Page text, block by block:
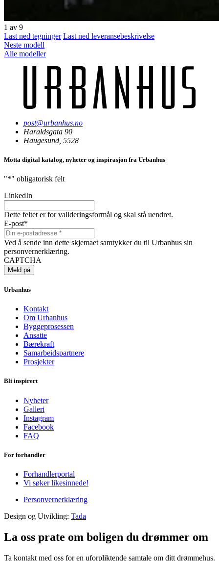
1 av 9
Last ned tegninger Last ned leveransebeskrivelse
Neste modell
Alle modeller
post@urbanhus.no
Haraldsgata 90
Haugesund, 5528
Motta digital katalog, nyheter og inspirasjon fra Urbanhus
"*" obligatorisk felt
LinkedIn
Dette feltet er for valideringsformål og skal stå uendret.
E-post*
Ved å sende inn dette skjemaet samtykker du til Urbanhus sin
personvernerklæring.
CAPTCHA
Urbanhus
Kontakt
Om Urbanhus
Byggeprosessen
Ansatte
Bærekraft
Samarbeidspartnere
Prosjekter
Bli inspirert
Nyheter
Galleri
Instagram
Facebook
FAQ
For forhandler
Forhandlerportal
Vi søker likesinnede!
Personvernerklæring
Design og Utvikling: Tada
La oss prate om boligen du drømmer om
Ta kontakt med oss for en uforpliktende samtale om ditt drømmehus.